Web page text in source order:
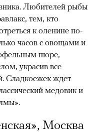
Любителей рыбы
тем, кто
к оленине по-
часов с овощами и
пюре,
украсив все
Сладкоежек ждет
медовик и
Москва